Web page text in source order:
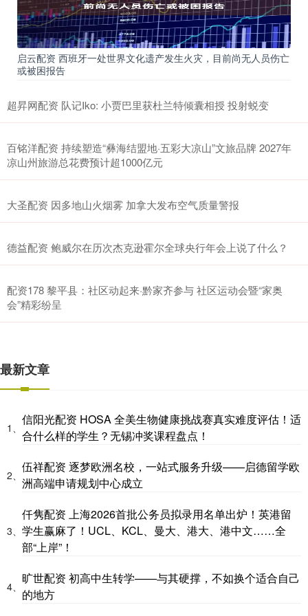
启云配资 西班牙一处世界文化遗产发生火灾，目前尚无人员伤亡
或被困报告
超昇网配资 队记Iko: 小贾巴里获杜兰特倾囊相授 投射蜕变
百铭洋配资 持续塑造“彝海结盟地·五彩大凉山”文旅品牌 2027年
凉山州旅游总花费预计超1000亿元
大圣配资 因多地山火烟雾 加拿大发布空气质量警报
德益配资 鲍威尔在历次杰克逊霍尔全球央行年会上说了什么？
配资178 黎平县：社区动起来·黔家齐参与 社区运动会暨“家奥
会”精彩纷呈
最新文章
1、
信阳光配资 HOSA 全美生物健康挑战赛真实难度评估！适
合什么样的学生？无锡冲奖课程盘点！
2、
伍祥配资 逐梦欧洲名校，一站式服务升级——启德留学欧
洲高端申请规划中心成立
3、
仟隽配资 上海2026首批公务员拟录用名单出炉！英港留
学生赢麻了！UCL、KCL、曼大、港大、港中文……全
部“上岸”！
4、
旷世配资 初高中生转学——与其硬撑，不如换个适合自己
的地方